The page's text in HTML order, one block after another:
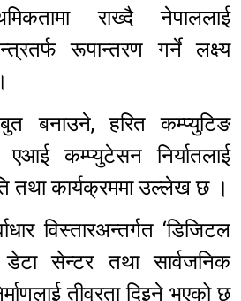
राख्दै नेपाललाई
रूपान्तरण गर्ने लक्ष्य
बनाउने, हरित कम्प्युटिङ
एआई कम्प्युटेसन निर्यातलाई
तथा कार्यक्रममा उल्लेख छ ।
विस्तारअन्तर्गत ‘डिजिटल
डेटा सेन्टर तथा सार्वजनिक
तीव्रता दिइने भएको छ